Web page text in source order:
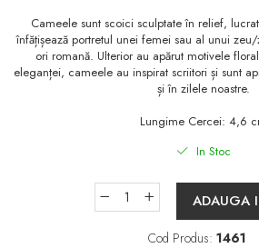
Cameele sunt scoici sculptate în relief,
înfățișează portretul unei femei sau al unui
ori romană. Ulterior au apărut motivele
eleganței, cameele au inspirat scriitori și sunt
și în zilele noastre.
Lungime Cercei: 4,6
In Stoc
ADAUGA
Cod Produs: 1461